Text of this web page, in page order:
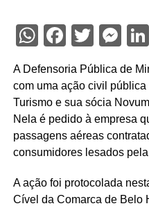
WhatsApp
A Defensoria Pública de
com uma ação civil
Turismo e sua sócia
Nela é pedido à empresa
passagens aéreas
consumidores lesados
A ação foi protocolada
Cível da Comarca de Belo